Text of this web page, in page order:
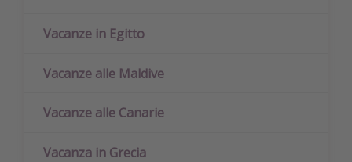
Vacanze in Egitto
Vacanze alle Maldive
Vacanze alle Canarie
Vacanza in Grecia